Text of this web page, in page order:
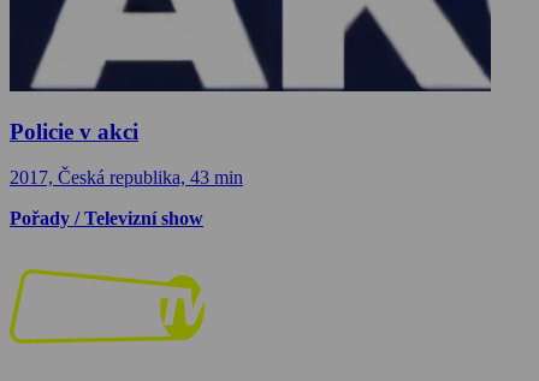
Policie v akci
2017, Česká republika, 43 min
Pořady / Televizní show